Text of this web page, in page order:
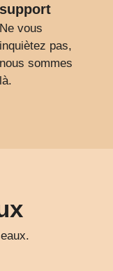
support
Ne vous
inquiètez pas,
nous sommes
là.